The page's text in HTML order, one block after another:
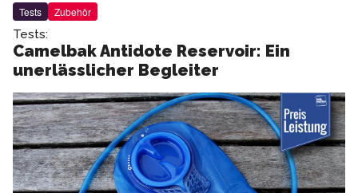
Tests Zubehör
Tests:
Camelbak Antidote Reservoir: Ein
unerlässlicher Begleiter